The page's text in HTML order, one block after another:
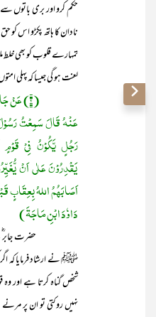
حکم کرو اور بری باتوں
نادان کا ہاتھ پکڑو اس کو
تمہارے قلوب کو بھی خلط
لعنت ہو گی جیسا کہ پہلی
(۲) عَنْ جَابِرِ بْنِ عَبْدِ اللہِ
عَنْهُقَالَ سَمِعْتُ
رَجُلٍ یَّکُوْنُ فِیْ قَوْمٍ
یَقْدِرُوْنَ عَلٰی اَنْ
اَصَابَھُمُ اللہُ بِعِقَابٍ
دَاوٗدَ ابْنِ مَاجَۃَ)
حضرت جابر ؓ سے
ﷺ نے ارشاد فرمایا کہ
شخص گناہ کرتا ہے اور
نہیں روکتی تو ان پر